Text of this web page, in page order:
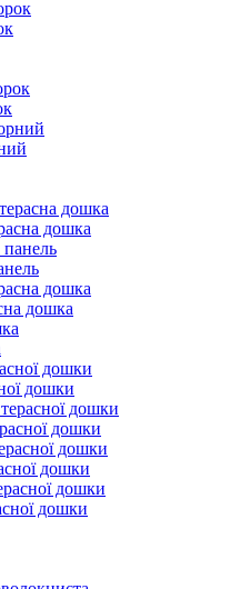
дошка
дошка
дошки
дошки
дошки
дошки